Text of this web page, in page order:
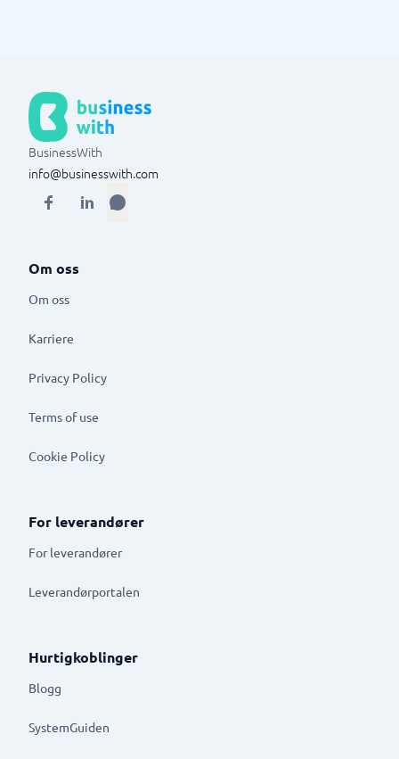
BusinessWith
info@businesswith.com
Om oss
Om oss
Karriere
Privacy Policy
Terms of use
Cookie Policy
For leverandører
For leverandører
Leverandørportalen
Hurtigkoblinger
Blogg
SystemGuiden